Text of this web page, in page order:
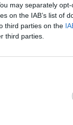
may separately
on the IAB’s list of
third parties on the
third parties.
que
a una
que